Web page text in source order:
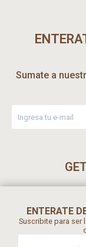
Sumate a
ENTERATE
Suscribite para ser